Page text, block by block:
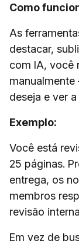
Como
As
destacar,
com IA, você
deseja e ver
Exemplo:
Você está
25 páginas.
entrega, os
membros
revisão
Em vez de